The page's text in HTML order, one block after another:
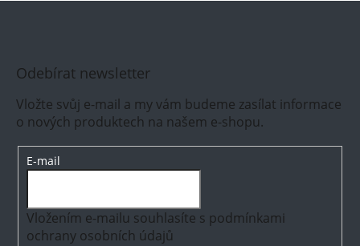
Odebírat newsletter
Vložte svůj e-mail a my vám budeme zasílat informace
o nových produktech na našem e-shopu.
E-mail
Vložením e-mailu souhlasíte s podmínkami
ochrany osobních údajů